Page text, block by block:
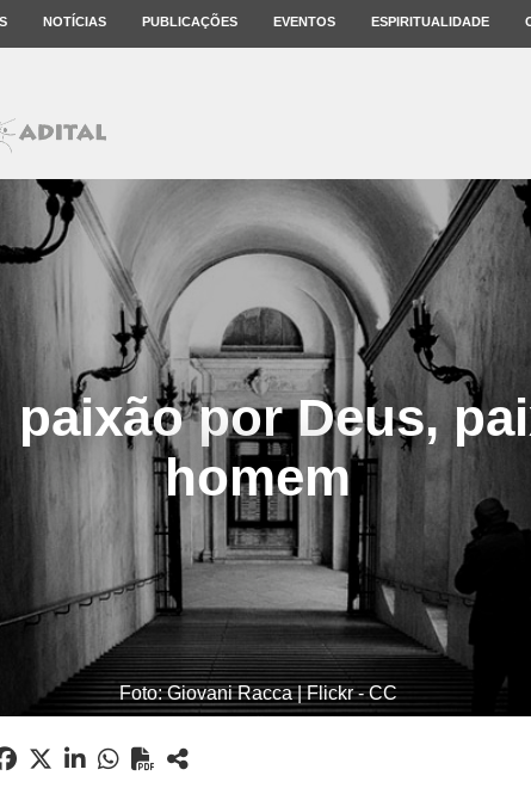
NOTÍCIAS PUBLICAÇÕES EVENTOS ESPIRITUALIDADE
paixão por Deus,
homem
Foto: Giovani Racca | Flickr - CC